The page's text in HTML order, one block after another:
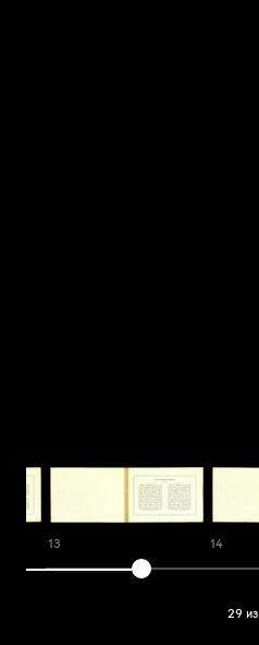
13 14
29